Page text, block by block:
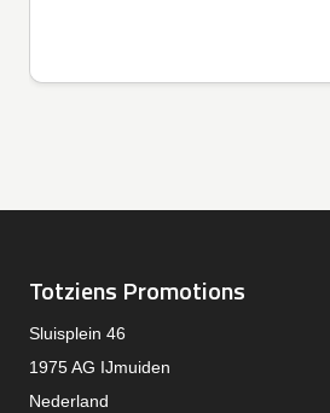
Totziens Promotions
Sluisplein 46
1975 AG IJmuiden
Nederland